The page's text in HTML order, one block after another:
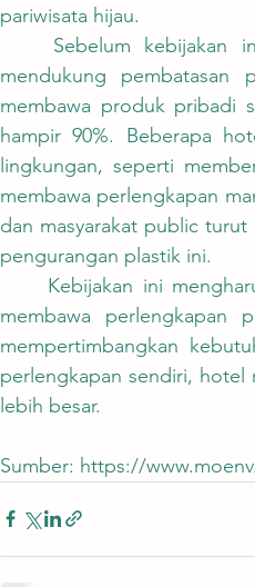
pariwisata hijau.
mendukung
membawa produk pribadi
hampir 90%. Beberapa
lingkungan, seperti
membawa perlengkapan
dan masyarakat public
pengurangan plastik ini.
membawa
mempertimbangkan
perlengkapan sendiri, hotel
lebih besar.
Sumber: https://